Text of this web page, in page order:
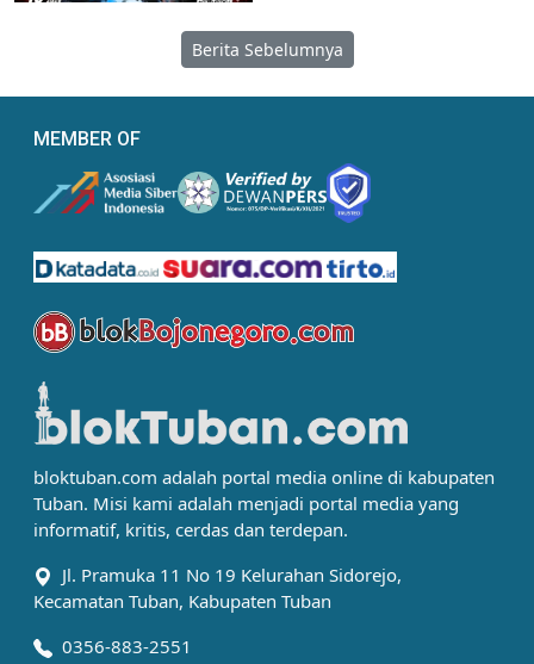
Berita Sebelumnya
MEMBER OF
bloktuban.com adalah portal media online di kabupaten
Tuban. Misi kami adalah menjadi portal media yang
informatif, kritis, cerdas dan terdepan.
Jl. Pramuka 11 No 19 Kelurahan Sidorejo,
Kecamatan Tuban, Kabupaten Tuban
0356-883-2551